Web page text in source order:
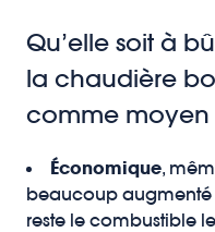
Qu’elle soit à
la chaudière
comme
Économique,
beaucoup augmenté
reste le combustible